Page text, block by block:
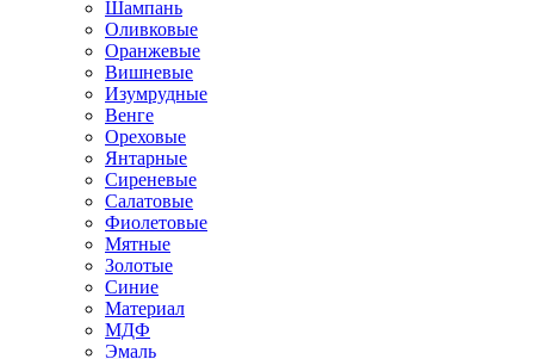
Шампань
Оливковые
Оранжевые
Вишневые
Изумрудные
Венге
Ореховые
Янтарные
Сиреневые
Салатовые
Фиолетовые
Мятные
Золотые
Синие
Материал
МДФ
Эмаль